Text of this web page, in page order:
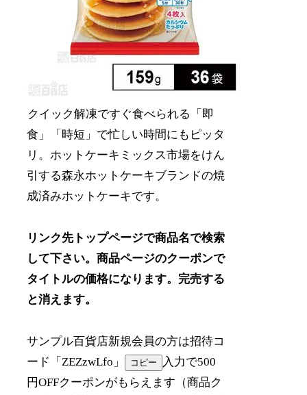
クイック解凍ですぐ食べられる「即
食」「時短」で忙しい時間にもピッタ
リ。ホットケーキミックス市場をけん
引する森永ホットケーキブランドの焼
成済みホットケーキです。
リンク先トップページで商品名で検索
して下さい。商品ページのクーポンで
タイトルの価格になります。完売する
と消えます。
サンプル百貨店新規会員の方は招待コ
ード「 ZEZzwLfo 」 コピー
入力で500
円OFFクーポンがもらえます（商品ク